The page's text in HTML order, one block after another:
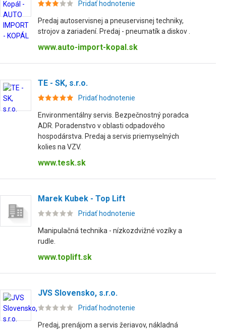
Pridať hodnotenie
Predaj autoservisnej a pneuservisnej techniky,
strojov a zariadení. Predaj - pneumatík a diskov .
www.auto-import-kopal.sk
TE - SK, s.r.o.
Pridať hodnotenie
Environmentálny servis. Bezpečnostný poradca
ADR. Poradenstvo v oblasti odpadového
hospodárstva. Predaj a servis priemyselných
kolies na VZV.
www.tesk.sk
Marek Kubek - Top Lift
Pridať hodnotenie
Manipulačná technika - nízkozdvižné vozíky a
rudle.
www.toplift.sk
JVS Slovensko, s.r.o.
Pridať hodnotenie
Predaj, prenájom a servis žeriavov, nákladná